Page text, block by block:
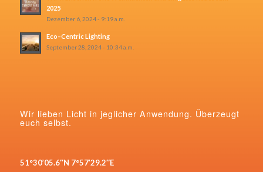
2025
Dezember 6, 2024 - 9:19 a.m.
Eco–Centric Lighting
September 28, 2024 - 10:34 a.m.
Wir lieben Licht in jeglicher Anwendung. Überzeugt
euch selbst.
51°30’05.6″N 7°57’29.2″E